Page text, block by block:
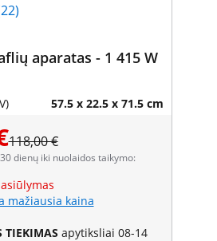
aparatas - 1 415 W
57.5 x 22.5 x 71.5 cm
118,00 €
dienų iki nuolaidos taikymo:
mažiausia kaina
TIEKIMAS apytiksliai 08-14